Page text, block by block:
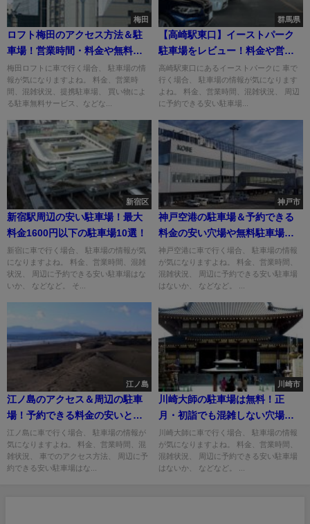
梅田
ロフト梅田のアクセス方法＆駐
車場！営業時間・料金や無料割
引は？
梅田ロフトに車で行く場合、 駐車場の情
報が気になりますよね。 料金、営業時
間、混雑状況、提携駐車場、 買い物によ
る駐車無料サービス、などな...
群馬県
【高崎駅東口】イーストパーク
駐車場をレビュー！料金や営業
時間は？
高崎駅東口にあるイーストパークに 車で
行く場合、 駐車場の情報が気になります
よね。 料金、営業時間、混雑状況、 周辺
に予約できる安い駐車場...
新宿区
新宿駅周辺の安い駐車場！最大
料金1600円以下の駐車場10選！
新宿に車で行く場合、 駐車場の情報が気
になりますよね。 料金、営業時間、混雑
状況、 周辺に予約できる安い駐車場はな
いか、 などなど。 そ...
神戸市
神戸空港の駐車場＆予約できる
料金の安い穴場や無料駐車場も
紹介
神戸空港に車で行く場合、 駐車場の情報
が気になりますよね。 料金、営業時間、
混雑状況、 周辺に予約できる安い駐車場
はないか、 などなど。 ...
江ノ島
江ノ島のアクセス＆周辺の駐車
場！予約できる料金の安いとこ
は？
江ノ島に車で行く場合、 駐車場の情報が
気になりますよね。 料金、営業時間、混
雑状況、 車でのアクセス方法、 周辺に予
約できる安い駐車場はな...
川崎市
川崎大師の駐車場は無料！正
月・初詣でも混雑しない穴場は
どこ？
川崎大師に車で行く場合、 駐車場の情報
が気になりますよね。 料金、営業時間、
混雑状況、 周辺に予約できる安い駐車場
はないか、 などなど。 ...